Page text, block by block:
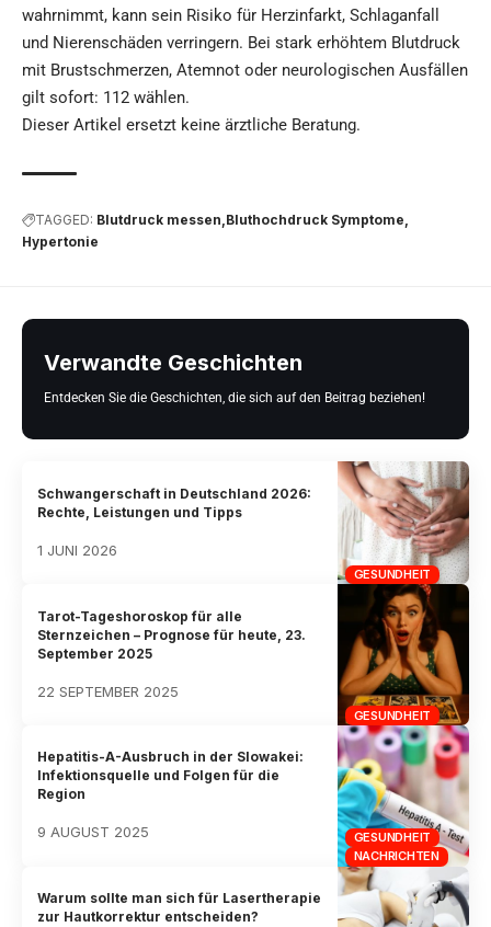
wahrnimmt, kann sein Risiko für Herzinfarkt, Schlaganfall
und Nierenschäden verringern. Bei stark erhöhtem Blutdruck
mit Brustschmerzen, Atemnot oder neurologischen Ausfällen
gilt sofort: 112 wählen.
Dieser Artikel ersetzt keine ärztliche Beratung.
TAGGED: Blutdruck messen Bluthochdruck Symptome
Hypertonie
Verwandte Geschichten
Entdecken Sie die Geschichten, die sich auf den Beitrag beziehen!
GESUNDHEIT
Schwangerschaft in Deutschland 2026:
Rechte, Leistungen und Tipps
1 JUNI 2026
GESUNDHEIT
Tarot-Tageshoroskop für alle
Sternzeichen – Prognose für heute, 23.
September 2025
22 SEPTEMBER 2025
GESUNDHEIT
NACHRICHTEN
Hepatitis-A-Ausbruch in der Slowakei:
Infektionsquelle und Folgen für die
Region
9 AUGUST 2025
Warum sollte man sich für Lasertherapie
zur Hautkorrektur entscheiden?